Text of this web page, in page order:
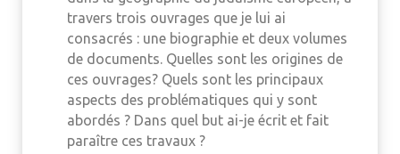
travers trois ouvrages que je lui ai
consacrés : une biographie et deux volumes
de documents. Quelles sont les origines de
ces ouvrages? Quels sont les principaux
aspects des problématiques qui y sont
abordés ? Dans quel but ai-je écrit et fait
paraître ces travaux ?